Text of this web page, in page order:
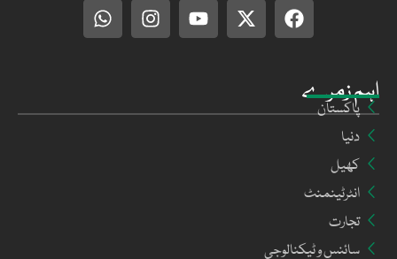
اہم زمرے
پاکستان
دنیا
کھیل
انٹرٹینمنٹ
تجارت
سائنس و ٹیکنالوجی